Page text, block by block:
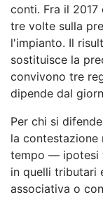
conti. Fra il
tre volte sulla
l'impianto. Il
sostituisce la
convivono tre
dipende dal
Per chi si
la
tempo — ipotesi
in quelli tributari
associativa o